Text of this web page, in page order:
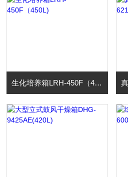
生化培养箱LRH-450F（450L)